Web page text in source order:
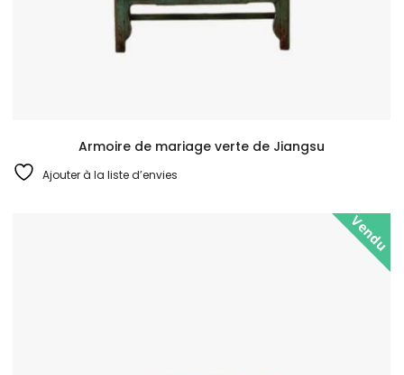
Armoire de mariage verte de Jiangsu
Ajouter à la liste d’envies
Vendu